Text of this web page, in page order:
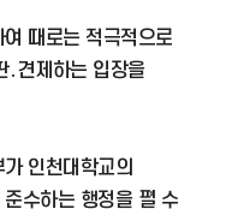
때로는 적극적으로
․견제하는 입장을
인천대학교의
수하는 행정을 펼 수